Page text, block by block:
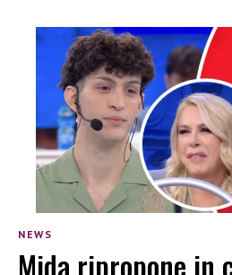
NEWS
Mida ripropone in